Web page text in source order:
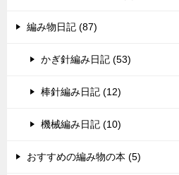
編み物日記 (87)
かぎ針編み日記 (53)
棒針編み日記 (12)
機械編み日記 (10)
おすすめの編み物の本 (5)